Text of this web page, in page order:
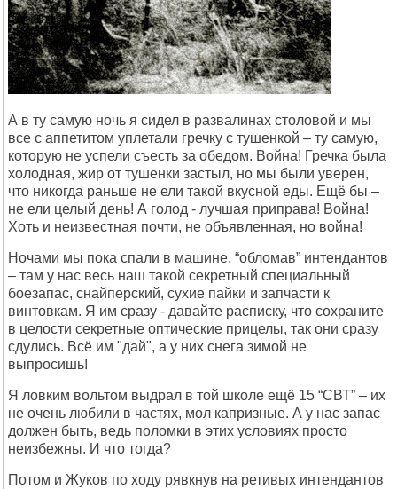
А в ту самую ночь я сидел в развалинах столовой и мы
все с аппетитом уплетали гречку с тушенкой – ту самую,
которую не успели съесть за обедом. Война! Гречка была
холодная, жир от тушенки застыл, но мы были уверен,
что никогда раньше не ели такой вкусной еды. Ещё бы –
не ели целый день! А голод - лучшая приправа! Война!
Хоть и неизвестная почти, не объявленная, но война!
Ночами мы пока спали в машине, “обломав” интендантов
– там у нас весь наш такой секретный специальный
боезапас, снайперский, сухие пайки и запчасти к
винтовкам. Я им сразу - давайте расписку, что сохраните
в целости секретные оптические прицелы, так они сразу
сдулись. Всё им "дай", а у них снега зимой не
выпросишь!
Я ловким вольтом выдрал в той школе ещё 15 “СВТ” – их
не очень любили в частях, мол капризные. А у нас запас
должен быть, ведь поломки в этих условиях просто
неизбежны. И что тогда?
Потом и Жуков по ходу рявкнув на ретивых интендантов